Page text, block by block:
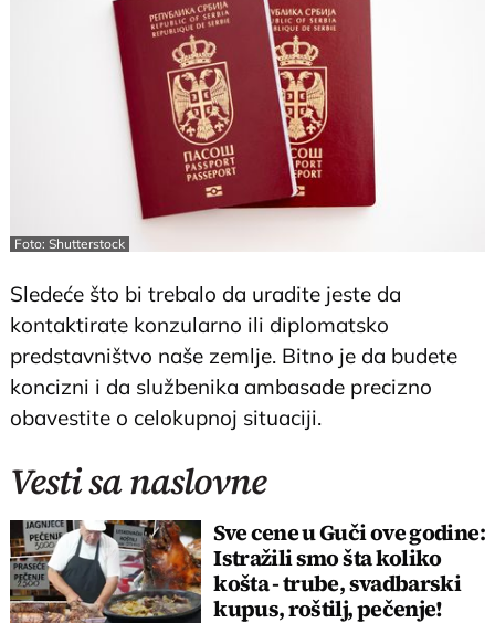
Foto: Shutterstock
Sledeće što bi trebalo da uradite jeste da
kontaktirate konzularno ili diplomatsko
predstavništvo naše zemlje. Bitno je da budete
koncizni i da službenika ambasade precizno
obavestite o celokupnoj situaciji.
Vesti sa naslovne
Sve cene u Guči ove godine:
Istražili smo šta koliko
košta - trube, svadbarski
kupus, roštilj, pečenje!